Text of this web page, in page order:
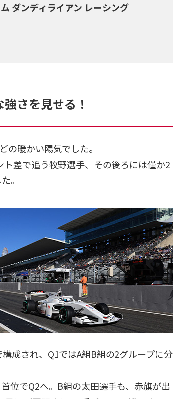
ダンディライアン レーシング
さを見せる！
の暖かい陽気でした。
ト差で追う牧野選手、その後ろには僅か2
。
成され、Q1ではA組B組の2グループに分
位でQ2へ。B組の太田選手も、赤旗が出